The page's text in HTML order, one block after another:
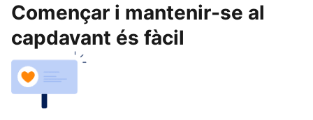
Començar i mantenir-se al
capdavant és fàcil